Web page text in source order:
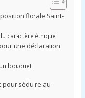
florale Saint-
caractère éthique
une déclaration
bouquet
pour séduire au-